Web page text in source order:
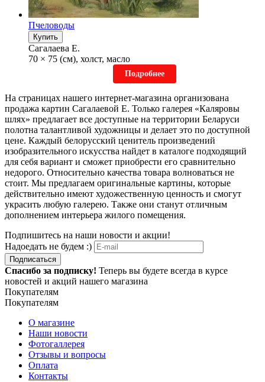
Пчеловоды
Купить
Сагалаева Е.
70 × 75 (см), холст, масло
Подробнее
На страницах нашего интернет-магазина организована
продажа картин Сагалаевой Е. Только галерея «Каляровы
шлях» предлагает все доступные на территории Беларуси
полотна талантливой художницы и делает это по доступной
цене. Каждый белорусский ценитель произведений
изобразительного искусства найдет в каталоге подходящий
для себя вариант и сможет приобрести его сравнительно
недорого. Относительно качества товара волноваться не
стоит. Мы предлагаем оригинальные картины, которые
действительно имеют художественную ценность и смогут
украсить любую галерею. Также они станут отличным
дополнением интерьера жилого помещения.
Подпишитесь на наши новости и акции!
Надоедать не будем :)
Подписаться
Спасибо за подписку! Теперь вы будете всегда в курсе
новостей и акций нашего магазина
Покупателям
Покупателям
О магазине
Наши новости
Фотогаллерея
Отзывы и вопросы
Оплата
Контакты